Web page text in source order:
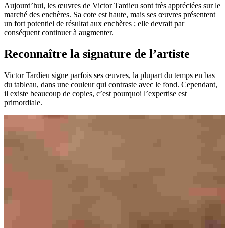
Aujourd’hui, les œuvres de Victor Tardieu sont très appréciées sur le
marché des enchères. Sa cote est haute, mais ses œuvres présentent
un fort potentiel de résultat aux enchères ; elle devrait par
conséquent continuer à augmenter.
Reconnaître la signature de l’artiste
Victor Tardieu signe parfois ses œuvres, la plupart du temps en bas
du tableau, dans une couleur qui contraste avec le fond. Cependant,
il existe beaucoup de copies, c’est pourquoi l’expertise est
primordiale.